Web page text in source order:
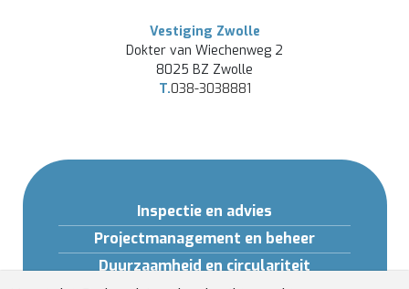
Vestiging Zwolle
Dokter van Wiechenweg 2
8025 BZ Zwolle
T.038-3038881
Inspectie en advies
Projectmanagement en beheer
Duurzaamheid en circulariteit